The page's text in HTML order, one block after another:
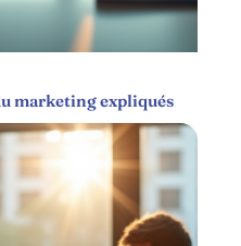
marketing expliqués